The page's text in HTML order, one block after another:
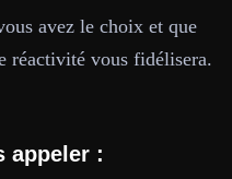
avez le choix et que
réactivité vous fidélisera.
appeler :